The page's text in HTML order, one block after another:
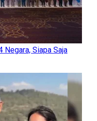
Negara, Siapa Saja